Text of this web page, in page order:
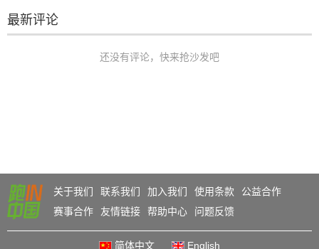
关于我们 联系我们 加入我们 使用条款
公益合作
赛事合作
友情链接 帮助中心 问题反馈
简体中文 English